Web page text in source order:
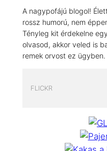
A nagypofájú blogol!
rossz humorú, nem
Tényleg kit érdekelne
olvasod, akkor veled is
remek orvost ez ügyben.
FLICKR